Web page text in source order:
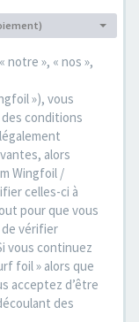
notre », « nos »,
»), vous
conditions
alors
Wingfoil /
celles-ci à
pour que vous
vérifier
vous continuez
foil » alors que
acceptez d’être
des